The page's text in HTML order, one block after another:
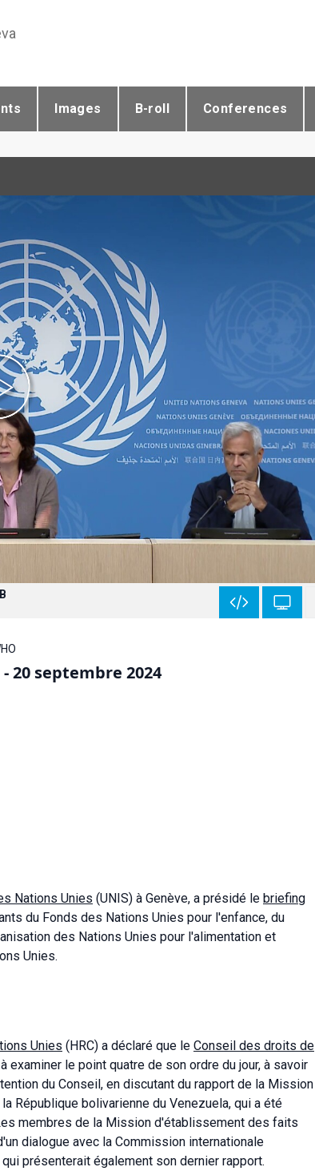
Images B-roll Conferences
20 septembre 2024
Nations Unies (UNIS) à Genève, a présidé le briefing
du Fonds des Nations Unies pour l'enfance, du
des Nations Unies pour l'alimentation et
Unies.
Unies (HRC) a déclaré que le Conseil des droits de
examiner le point quatre de son ordre du jour, à savoir
du Conseil, en discutant du rapport de la Mission
République bolivarienne du Venezuela, qui a été
membres de la Mission d'établissement des faits
dialogue avec la Commission internationale
présenterait également son dernier rapport.